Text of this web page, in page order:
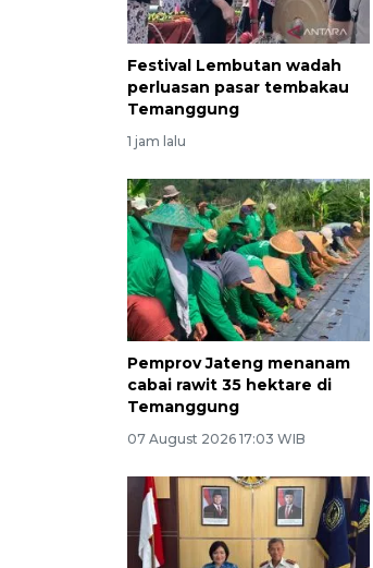
Festival Lembutan wadah
perluasan pasar tembakau
Temanggung
1 jam lalu
Pemprov Jateng menanam
cabai rawit 35 hektare di
Temanggung
07 August 2026 17:03 WIB